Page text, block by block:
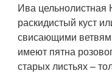
Ива
раскидистый куст
свисающими
имеют пятна
старых листьях –